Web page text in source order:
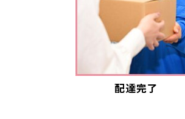
配達完了